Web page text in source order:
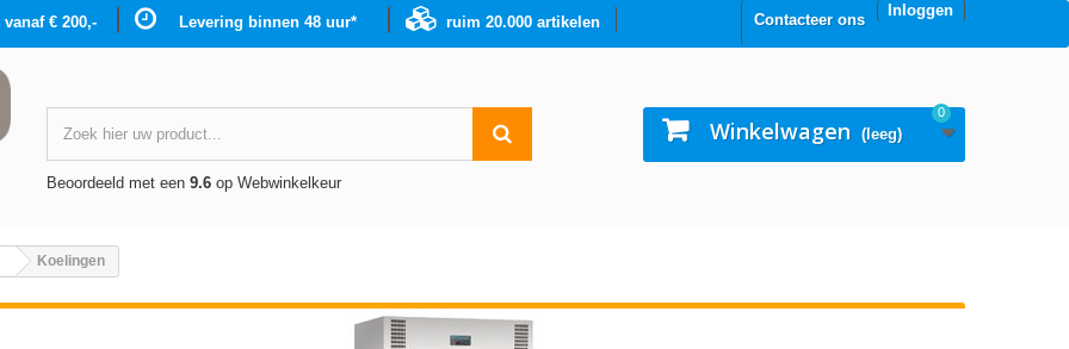
Inloggen
Contacteer ons
ruim 20.000 artikelen
Levering binnen 48 uur*
vanaf € 200,-
Beoordeeld met een 9.6op Webwinkelkeur
Winkelwagen (leeg)
0
Koelingen